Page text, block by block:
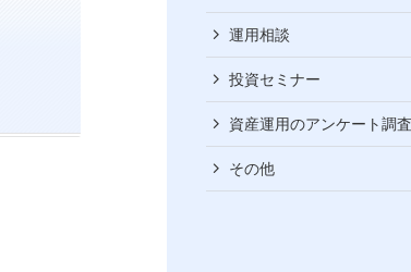
運用相談
投資セミナー
資産運用のアンケート調査
その他